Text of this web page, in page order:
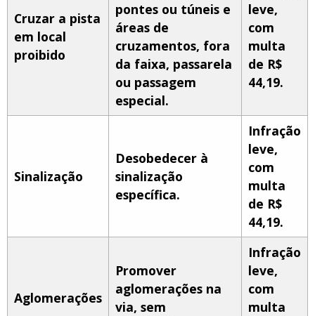
Cruzar a pista
em local
proibido
pontes ou túneis e
áreas de
cruzamentos, fora
da faixa, passarela
ou passagem
especial.
leve,
com
multa
de R$
44,19.
Sinalização
Desobedecer à
sinalização
específica.
Infração
leve,
com
multa
de R$
44,19.
Aglomerações
Promover
aglomerações na
via, sem
Infração
leve,
com
multa